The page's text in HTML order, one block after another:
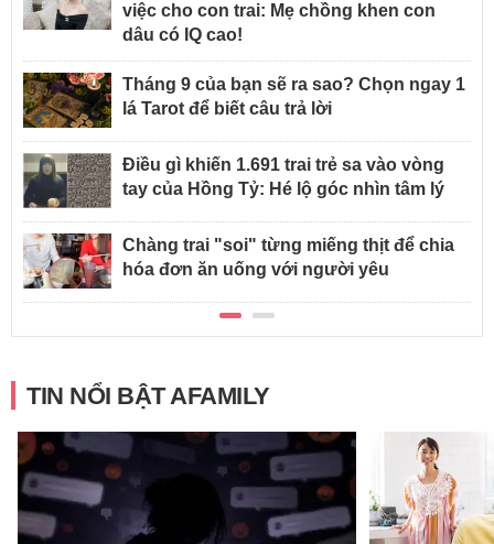
việc cho con trai: Mẹ chồng khen con
dâu có IQ cao!
Tháng 9 của bạn sẽ ra sao? Chọn ngay 1
lá Tarot để biết câu trả lời
Điều gì khiến 1.691 trai trẻ sa vào vòng
tay của Hồng Tỷ: Hé lộ góc nhìn tâm lý
Chàng trai "soi" từng miếng thịt để chia
hóa đơn ăn uống với người yêu
TIN NỔI BẬT AFAMILY